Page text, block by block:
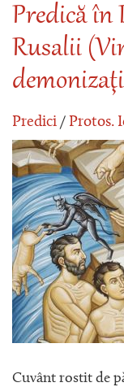
Predică în
Rusalii
Predici / Protos.
Cuvânt rostit de